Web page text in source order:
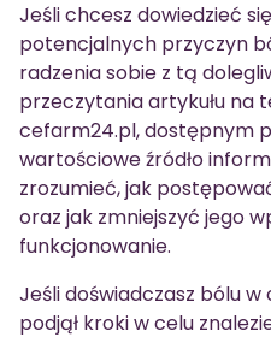
Jeśli chcesz dowiedzieć
potencjalnych przyczyn
radzenia sobie z tą
przeczytania artykułu na
cefarm24.pl, dostępnym
wartościowe źródło
zrozumieć, jak
oraz jak zmniejszyć jego
funkcjonowanie.
Jeśli doświadczasz bólu w
podjął kroki w celu